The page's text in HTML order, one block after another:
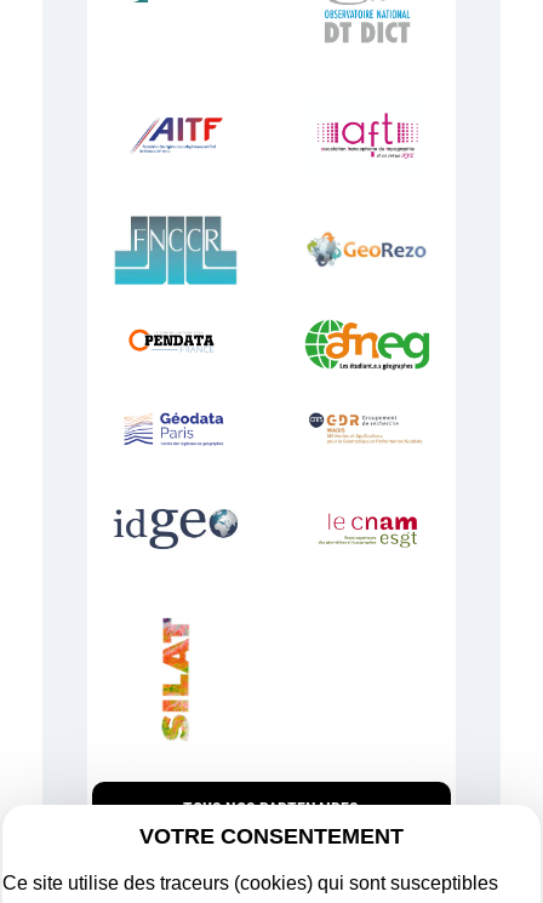
TOUS NOS PARTENAIRES
VOTRE CONSENTEMENT
Ce site utilise des traceurs (cookies) qui sont susceptibles